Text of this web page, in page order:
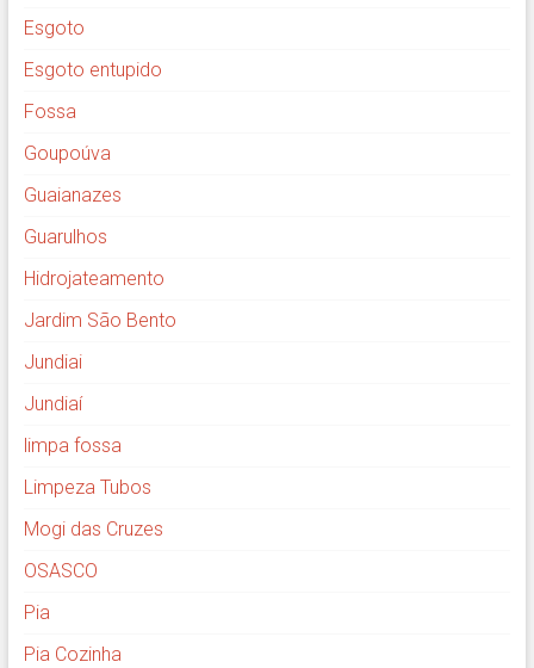
Esgoto
Esgoto entupido
Fossa
Goupoúva
Guaianazes
Guarulhos
Hidrojateamento
Jardim São Bento
Jundiai
Jundiaí
limpa fossa
Limpeza Tubos
Mogi das Cruzes
OSASCO
Pia
Pia Cozinha